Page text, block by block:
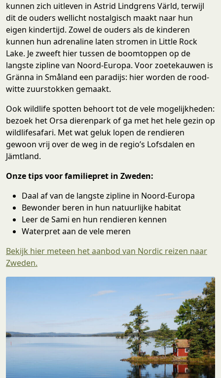
kunnen zich uitleven in Astrid Lindgrens Värld, terwijl
dit de ouders wellicht nostalgisch maakt naar hun
eigen kindertijd. Zowel de ouders als de kinderen
kunnen hun adrenaline laten stromen in Little Rock
Lake. Je zweeft hier tussen de boomtoppen op de
langste zipline van Noord-Europa. Voor zoetekauwen is
Gränna in Småland een paradijs: hier worden de rood-
witte zuurstokken gemaakt.
Ook wildlife spotten behoort tot de vele mogelijkheden:
bezoek het Orsa dierenpark of ga met het hele gezin op
wildlifesafari. Met wat geluk lopen de rendieren
gewoon vrij over de weg in de regio’s Lofsdalen en
Jämtland.
Onze tips voor familiepret in Zweden:
Daal af van de langste zipline in Noord-Europa
Bewonder beren in hun natuurlijke habitat
Leer de Sami en hun rendieren kennen
Waterpret aan de vele meren
Bekijk hier meteen het aanbod van Nordic reizen naar
Zweden.